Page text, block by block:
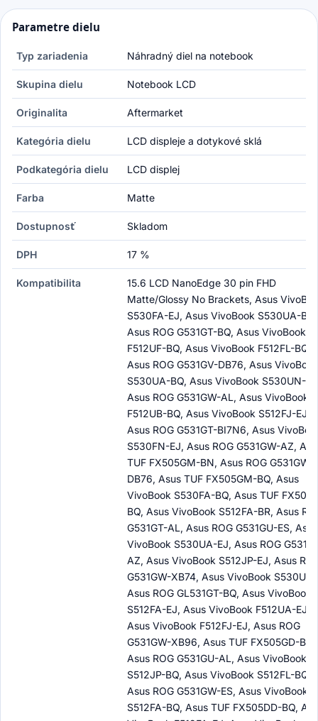
Parametre dielu
Typ zariadenia Náhradný diel na notebook
Skupina dielu Notebook LCD
Originalita Aftermarket
Kategória dielu LCD displeje a dotykové sklá
Podkategória dielu LCD displej
Farba Matte
Dostupnosť Skladom
DPH 17 %
Kompatibilita
15.6 LCD NanoEdge 30 pin FHD
Matte/Glossy No Brackets, Asus
S530FA-EJ, Asus VivoBook S530UA-BR,
Asus ROG G531GT-BQ, Asus VivoBook
F512UF-BQ, Asus VivoBook F512FL-BQ,
Asus ROG G531GV-DB76, Asus VivoBook
S530UA-BQ, Asus VivoBook S530UN-
Asus ROG G531GW-AL, Asus VivoBook
F512UB-BQ, Asus VivoBook S512FJ-EJ,
Asus ROG G531GT-BI7N6, Asus
S530FN-EJ, Asus ROG G531GW-AZ,
TUF FX505GM-BN, Asus ROG G531GW-
DB76, Asus TUF FX505GM-BQ, Asus
VivoBook S530FA-BQ, Asus TUF
BQ, Asus VivoBook S512FA-BR, Asus
G531GT-AL, Asus ROG G531GU-ES, Asus
VivoBook S530UA-EJ, Asus ROG
AZ, Asus VivoBook S512JP-EJ, Asus
G531GW-XB74, Asus VivoBook S530UF-
Asus ROG GL531GT-BQ, Asus VivoBook
S512FA-EJ, Asus VivoBook F512UA-EJ,
Asus VivoBook F512FJ-EJ, Asus ROG
G531GW-XB96, Asus TUF FX505GD-BQ,
Asus ROG G531GU-AL, Asus VivoBook
S512JP-BQ, Asus VivoBook S512FL-BQ,
Asus ROG G531GW-ES, Asus VivoBook
S512FA-BQ, Asus TUF FX505DD-BQ,